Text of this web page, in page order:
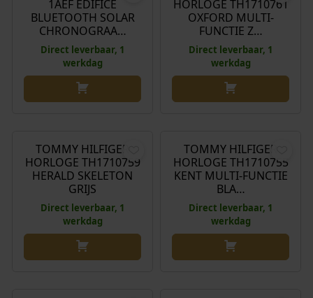
s
p
r
o
n
e
j
k
p
r
j
1AEF EDIFICE
BLUETOOTH SOLAR
CHRONOGRAA…
Direct leverbaar, 1
werkdag
HORLOGE TH1710761
OXFORD MULTI-
FUNCTIE Z…
Direct leverbaar, 1
werkdag
TOMMY HILFIGER
HORLOGE TH1710759
HERALD SKELETON
GRIJS
Direct leverbaar, 1
werkdag
TOMMY HILFIGER
HORLOGE TH1710755
KENT MULTI-FUNCTIE
BLA…
Direct leverbaar, 1
werkdag